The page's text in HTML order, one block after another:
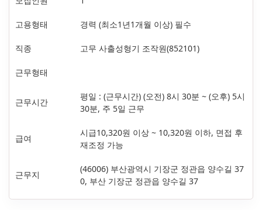
고용형태 경력 (최소1년1개월 이상) 필수
직종 고무 사출성형기 조작원(852101)
근무형태
근무시간
평일 : (근무시간) (오전) 8시 30분 ~ (오후) 5시
30분, 주 5일 근무
급여
시급10,320원 이상 ~ 10,320원 이하, 면접 후
재조정 가능
근무지
(46006) 부산광역시 기장군 정관읍 양수길 37
0, 부산 기장군 정관읍 양수길 37